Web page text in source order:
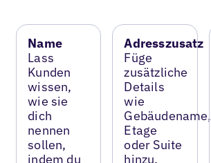
Name
Lass
Kunden
wissen,
wie sie
dich
nennen
sollen,
indem du
Adresszusatz
Füge
zusätzliche
Details
wie
Gebäudename,
Etage
oder Suite
hinzu,